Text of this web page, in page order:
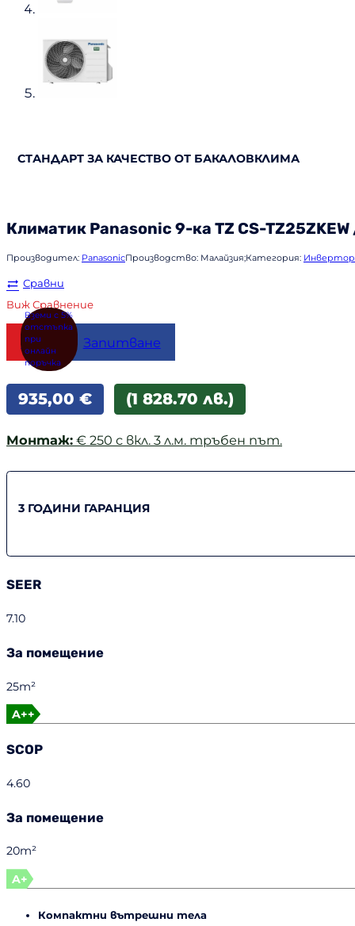
СТАНДАРТ ЗА КАЧЕСТВО ОТ БАКАЛОВКЛИМА
Климатик Panasonic 9-ка TZ CS-
Производител: PanasonicПроизводство: Малайзия;Категория:
Сравни
Виж Сравнение
Купи Запитване
935,00 € (1 828.70 лв.)
Монтаж: € 250 с вкл. 3 л.м. тръбен път.
3 ГОДИНИ ГАРАНЦИЯ
SEER
7.10
За помещение
25m²
A++
SCOP
4.60
За помещение
20m²
A+
Компактни вътрешни тела